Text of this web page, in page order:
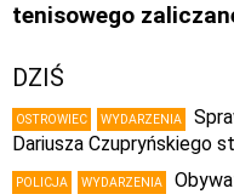
tenisowego
DZIŚ
OSTROWIEC WYDARZENIA
Dariusza Czupryńskiego
POLICJA WYDARZENIA